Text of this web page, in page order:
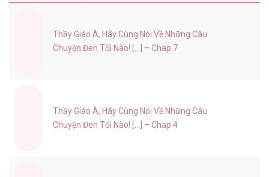
Thầy Giáo À, Hãy Cùng Nói Về Những Câu
Chuyện Đen Tối Nào! [...] – Chap 7
Thầy Giáo À, Hãy Cùng Nói Về Những Câu
Chuyện Đen Tối Nào! [...] – Chap 4